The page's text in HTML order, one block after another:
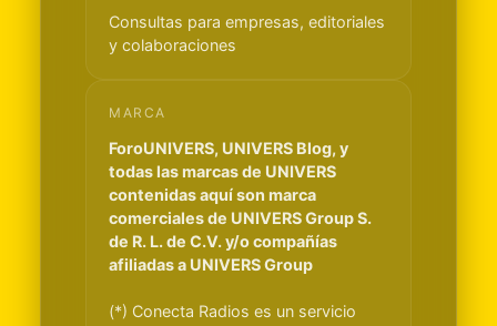
Consultas para empresas, editoriales
y colaboraciones
MARCA
ForoUNIVERS, UNIVERS Blog, y
todas las marcas de UNIVERS
contenidas aquí son marca
comerciales de UNIVERS Group S.
de R. L. de C.V. y/o compañías
afiliadas a UNIVERS Group
(*) Conecta Radios es un servicio